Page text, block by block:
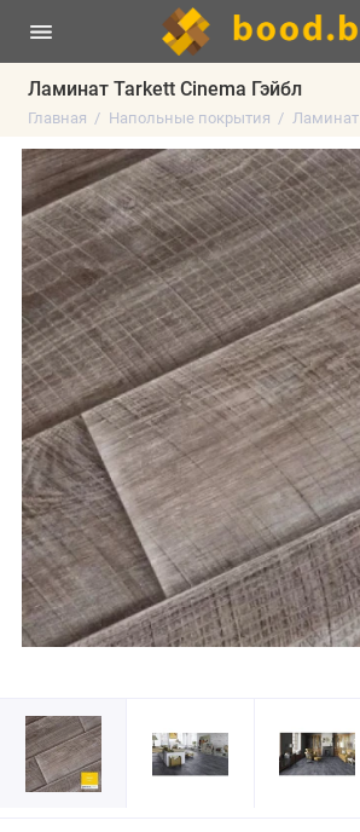
Ламинат Tarkett Cinema Гэйбл
Главная Напольные покрытия Ламинат